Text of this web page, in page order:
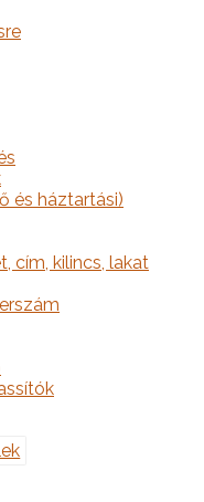
és háztartási)
cím, kilincs, lakat